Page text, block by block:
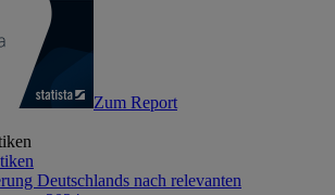
Zum Report
Deutschlands nach relevanten